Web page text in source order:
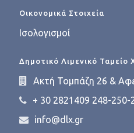
Οικονομικά Στοιχεία
Ισολογισμοί
Δημοτικό Λιμενικό Ταμείο
Ακτή Τομπάζη 26 &
+ 30 2821409 248-250-
info@dlx.gr